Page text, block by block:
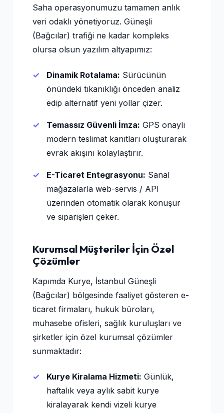
Saha operasyonumuzu tamamen anlık
veri odaklı yönetiyoruz. Güneşli
(Bağcılar) trafiği ne kadar kompleks
olursa olsun yazılım altyapımız:
Dinamik Rotalama: Sürücünün
önündeki tıkanıklığı önceden analiz
edip alternatif yeni yollar çizer.
Temassız Güvenli İmza: GPS onaylı
modern teslimat kanıtları oluşturarak
evrak akışını kolaylaştırır.
E-Ticaret Entegrasyonu: Sanal
mağazalarla web-servis / API
üzerinden otomatik olarak konuşur
ve siparişleri çeker.
Kurumsal Müşteriler İçin Özel
Çözümler
Kapımda Kurye, İstanbul Güneşli
(Bağcılar) bölgesinde faaliyet gösteren e-
ticaret firmaları, hukuk büroları,
muhasebe ofisleri, sağlık kuruluşları ve
şirketler için özel kurumsal çözümler
sunmaktadır:
Kurye Kiralama Hizmeti: Günlük,
haftalık veya aylık sabit kurye
kiralayarak kendi vizeli kurye